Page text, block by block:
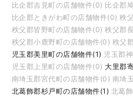
比企郡吉見町の店舗物件(0) 比企郡
比企郡ときがわ町の店舗物件(0) 秩
秩父郡皆野町の店舗物件(0) 秩父郡
秩父郡小鹿野町の店舗物件(0) 秩父
児玉郡美里町の店舗物件(1) 児玉郡
児玉郡上里町の店舗物件(0) 大里郡
南埼玉郡宮代町の店舗物件(0) 南埼
北葛飾郡杉戸町の店舗物件(1) 北葛